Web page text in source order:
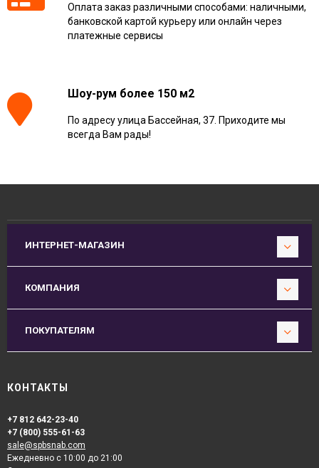
Оплата заказ различными способами: наличными,
банковской картой курьеру или онлайн через
платежные сервисы
Шоу-рум более 150 м2
По адресу улица Бассейная, 37. Приходите мы
всегда Вам рады!
ИНТЕРНЕТ-МАГАЗИН
КОМПАНИЯ
ПОКУПАТЕЛЯМ
КОНТАКТЫ
+7 812 642-23-40
+7 (800) 555-61-63
sale@spbsnab.com
Ежедневно с 10:00 до 21:00